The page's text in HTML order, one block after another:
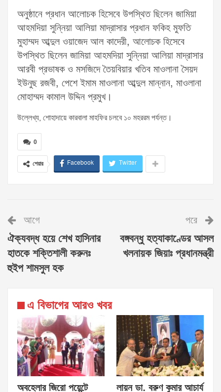
অনুষ্ঠানে প্রধান আলোচক হিসেবে উপস্থিত ছিলেন জামিয়া
আহমদিয়া সুন্নিয়া আলিয়া মাদ্রাসার প্রধান ফকিহ মুফতি
মুহাম্মদ আব্দুল ওয়াজেদ আল কাদেরী, আলোচক হিসেবে
উপস্থিত ছিলেন জামিয়া আহমদিয়া সুন্নিয়া আলিয়া মাদ্রাসার
আরবী প্রভাষক ও মসজিদে তৈয়বিয়ার খতিব মাওলানা সৈয়দ
ইউনুছ রজবী, পেশে ইমাম মাওলানা আব্দুল মান্নান, মাওলানা
মোহাম্মদ কামাল উদ্দিন প্রমুখ।
উল্লেখ্য, শোহাদায়ে কারবালা মাহফির চলবে ১০ মহররম পর্যন্ত।
0
শেয়ার Facebook Twitter
আগে
ঐক্যবদ্ধ হয়ে শেখ হাসিনার
হাতকে শক্তিশালী করুনঃ
হুইপ শামসুল হক
পরে
বঙ্গবন্ধু হত্যাকাণ্ডের আসল
খলনায়ক জিয়াঃ প্রধানমন্ত্রী
এ বিভাগের আরও খবর
অবহেলার জিরো পয়েন্টে লায়ন ডা. বরুণ কুমার আচার্য